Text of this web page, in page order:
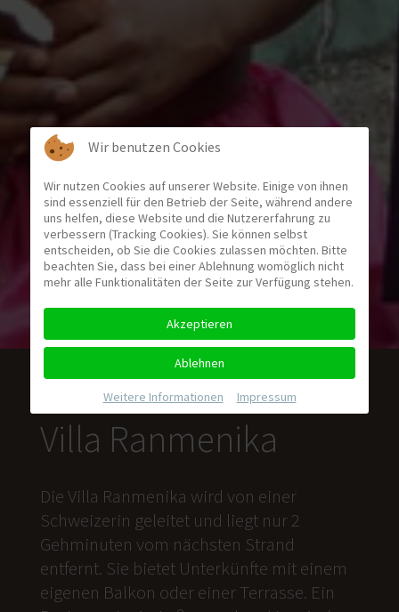
Villa Ranmenika
Die Villa Ranmenika wird von einer
Schweizerin geleitet und liegt nur 2
Gehminuten vom nächsten Strand
entfernt. Sie bietet Unterkünfte mit einem
eigenen Balkon oder einer Terrasse. Ein
Wir benutzen Cookies
Wir nutzen Cookies auf unserer Website. Einige von ihnen
sind essenziell für den Betrieb der Seite, während andere
uns helfen, diese Website und die Nutzererfahrung zu
verbessern (Tracking Cookies). Sie können selbst
entscheiden, ob Sie die Cookies zulassen möchten. Bitte
beachten Sie, dass bei einer Ablehnung womöglich nicht
mehr alle Funktionalitäten der Seite zur Verfügung stehen.
Akzeptieren
Ablehnen
Weitere Informationen Impressum